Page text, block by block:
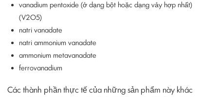
vanadium pentoxide (ở dạng bột hoặc dạng vảy hợp nhất)
(V2O5)
natri vanadate
natri ammonium vanadate
ammonium metavanadate
ferrovanadium
Các thành phần thực tế của những sản phẩm này khác